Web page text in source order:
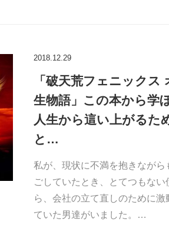
2018.12.29
「破天荒フェニックス
生物語」この本から学
人生から這い上がるた
と…
私が、現状に不満を抱きながら
ごしていたとき、とてつもない
ら、会社の立て直しのために激
ていた男達がいました。…